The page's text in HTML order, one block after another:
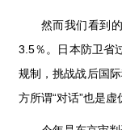
然而我们看到
3.5％。日本防卫省
规制，挑战战后国
方所谓“对话”也是